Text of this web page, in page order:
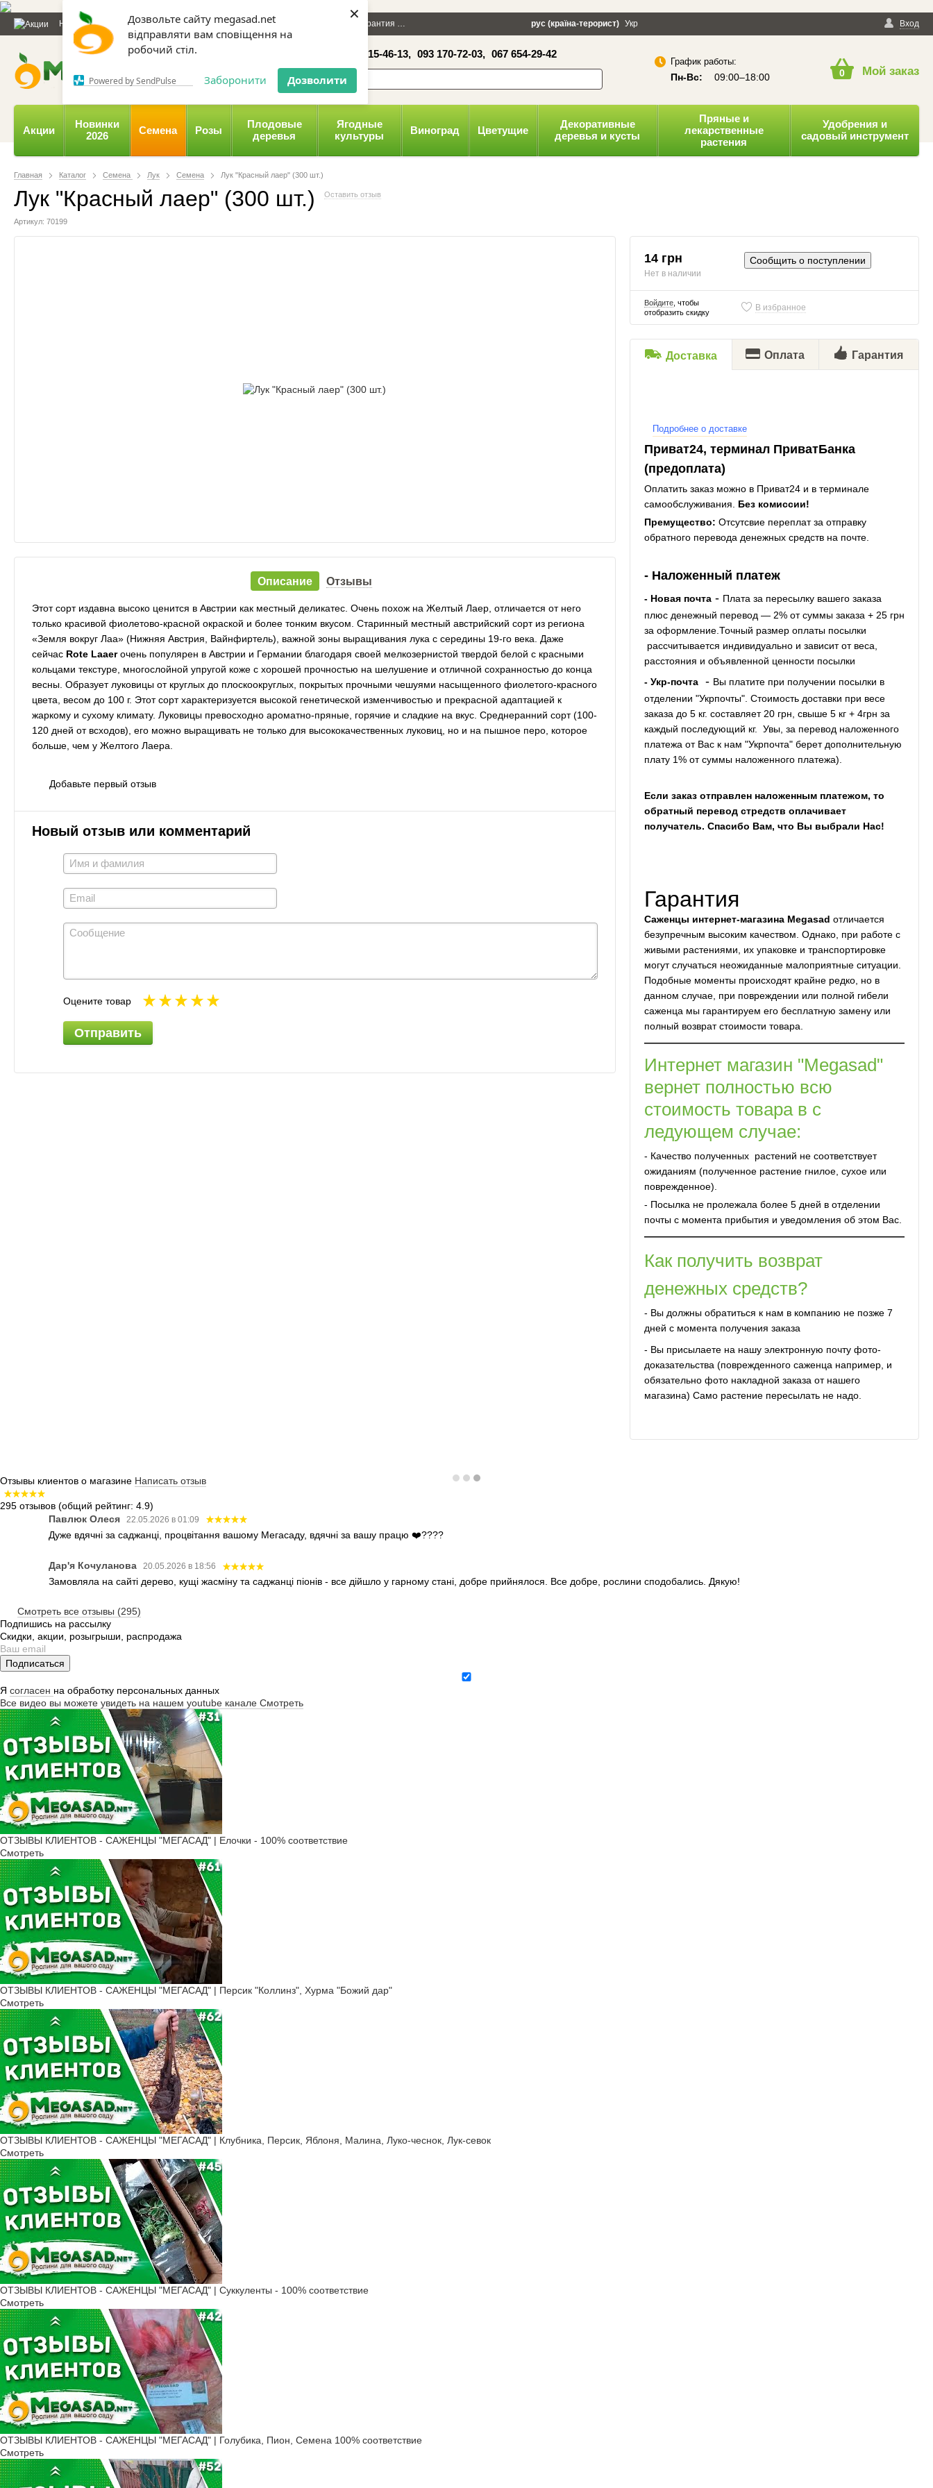
Дозвольте сайту megasad.net
відправляти вам сповіщення на
робочий стіл.
Powered by SendPulse Заборонити Дозволити
×
Новости и статьи Каталог Контакты Отзывы Гарантия Оплата и доставка Политика конфиденциальности Вход
рус (країна-терорист) Укр
0 800 332-015, 050 515-46-13, 093 170-72-03, 067 654-29-42
График работы:
Пн-Вс: 09:00–18:00 0 Мой заказ
Акции
Новинки
2026
Семена Розы
Плодовые
деревья
Ягодные
культуры
Виноград Цветущие
Декоративные
деревья и кусты
Пряные и
лекарственные
растения
Удобрения и
садовый инструмент
Главная Каталог Семена Лук Семена Лук "Красный лаер" (300 шт.)
Лук "Красный лаер" (300 шт.) Оставить отзыв
Артикул: 70199
Описание Отзывы
Этот сорт издавна высоко ценится в Австрии как местный деликатес. Очень похож на Желтый Лаер, отличается от него
только красивой фиолетово-красной окраской и более тонким вкусом. Старинный местный австрийский сорт из региона
«Земля вокруг Лаа» (Нижняя Австрия, Вайнфиртель), важной зоны выращивания лука с середины 19-го века. Даже
сейчас Rote Laaerочень популярен в Австрии и Германии благодаря своей мелкозернистой твердой белой с красными
кольцами текстуре, многослойной упругой коже с хорошей прочностью на шелушение и отличной сохранностью до конца
весны. Образует луковицы от круглых до плоскоокруглых, покрытых прочными чешуями насыщенного фиолетого-красного
цвета, весом до 100 г. Этот сорт характеризуется высокой генетической изменчивостью и прекрасной адаптацией к
жаркому и сухому климату. Луковицы превосходно ароматно-пряные, горячие и сладкие на вкус. Среднеранний сорт (100-
120 дней от всходов), его можно выращивать не только для высококачественных луковиц, но и на пышное перо, которое
больше, чем у Желтого Лаера.
Добавьте первый отзыв
Новый отзыв или комментарий
Оцените товар
Отправить
14 грн
Нет в наличии
Сообщить о поступлении
Войдите, чтобы
отобразить скидку
В избранное
Доставка Оплата Гарантия
Подробнее о доставке
Приват24, терминал ПриватБанка
(предоплата)
Оплатить заказ можно в Приват24 и в терминале
самообслуживания. Без комиссии!
Премущество: Отсутсвие переплат за отправку
обратного перевода денежных средств на почте.
- Наложенный платеж
- Новая почта- Плата за пересылку вашего заказа
плюс денежный перевод — 2% от суммы заказа + 25 грн
за оформление.Точный размер оплаты посылки
рассчитывается индивидуально и зависит от веса,
расстояния и объявленной ценности посылки
- Укр-почта- Вы платите при получении посылки в
отделении "Укрпочты". Стоимость доставки при весе
заказа до 5 кг. составляет 20 грн, свыше 5 кг + 4грн за
каждый последующий кг. Увы, за перевод наложенного
платежа от Вас к нам "Укрпочта" берет дополнительную
плату 1% от суммы наложенного платежа).
Если заказ отправлен наложенным платежом, то
обратный перевод стредств оплачивает
получатель. Спасибо Вам, что Вы выбрали Нас!
Гарантия
Саженцы интернет-магазина Megasad отличается
безупречным высоким качеством. Однако, при работе с
живыми растениями, их упаковке и транспортировке
могут случаться неожиданные малоприятные ситуации.
Подобные моменты происходят крайне редко, но в
данном случае, при повреждении или полной гибели
саженца мы гарантируем его бесплатную замену или
полный возврат стоимости товара.
Интернет магазин "Megasad"
вернет полностью всю
стоимость товара в с
ледующем случае:
- Качество полученных растений не соответствует
ожиданиям (полученное растение гнилое, сухое или
поврежденное).
- Посылка не пролежала более 5 дней в отделении
почты с момента прибытия и уведомления об этом Вас.
Как получить возврат
денежных средств?
- Вы должны обратиться к нам в компанию не позже 7
дней с момента получения заказа
- Вы присылаете на нашу электронную почту фото-
доказательства (поврежденного саженца например, и
обязательно фото накладной заказа от нашего
магазина) Само растение пересылать не надо.
Отзывы клиентов о магазине Написать отзыв
295 отзывов (общий рейтинг: 4.9)
Павлюк Олеся
22.05.2026 в 01:09
Дуже вдячні за саджанці, процвітання вашому Мегасаду, вдячні за вашу працю ❤️????
Дар'я Кочуланова 20.05.2026 в 18:56
Замовляла на сайті дерево, кущі жасміну та саджанці піонів - все дійшло у гарному стані, добре прийнялося. Все добре, рослини сподобались. Дякую!
Смотреть все отзывы (295)
Подпишись на рассылку
Скидки, акции, розыгрыши, распродажа
Подписаться
Я согласен на обработку персональных данных
Все видео вы можете увидеть на нашем youtube канале Смотреть
ОТЗЫВЫ КЛИЕНТОВ - САЖЕНЦЫ "МЕГАСАД" | Елочки - 100% соответствие
Смотреть
ОТЗЫВЫ КЛИЕНТОВ - САЖЕНЦЫ "МЕГАСАД" | Персик "Коллинз", Хурма "Божий дар"
Смотреть
ОТЗЫВЫ КЛИЕНТОВ - САЖЕНЦЫ "МЕГАСАД" | Клубника, Персик, Яблоня, Малина, Луко-чеснок, Лук-севок
Смотреть
ОТЗЫВЫ КЛИЕНТОВ - САЖЕНЦЫ "МЕГАСАД" | Суккуленты - 100% соответствие
Смотреть
ОТЗЫВЫ КЛИЕНТОВ - САЖЕНЦЫ "МЕГАСАД" | Голубика, Пион, Семена 100% соответствие
Смотреть